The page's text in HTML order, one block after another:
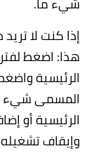
إذا كنت لا
هذا: اضغط
الرئيسية
المسمى شيء
الرئيسية أو
وإيقاف